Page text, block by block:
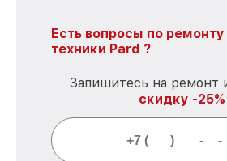
Есть вопросы по ремонту
техники Pard ?
Запишитесь на ремонт
скидку -25%